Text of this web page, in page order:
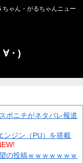
ゃん・がるちゃんニュー
∀・)
ポニチがネタバレ報道
ンジン（PU）を搭載
の投稿ｗｗｗｗｗｗｗ